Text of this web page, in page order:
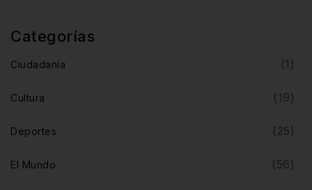
Categorías
Ciudadanía (1)
Cultura (19)
Deportes (25)
El Mundo (56)